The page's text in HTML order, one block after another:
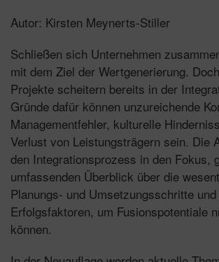
Autor: Kirsten Meynerts-Stiller
Schließen sich Unternehmen
mit dem Ziel der Wertgenerierung.
Projekte scheitern bereits in der
Gründe dafür können unzureichende
Managementfehler, kulturelle
Verlust von Leistungsträgern sein. Die
den Integrationsprozess in den Fokus,
umfassenden Überblick über die
Planungs- und Umsetzungsschritte
Erfolgsfaktoren, um Fusionspotentiale
können.